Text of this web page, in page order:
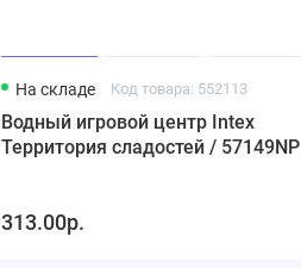
На складе Код товара: 552113
Водный игровой центр Intex
Территория сладостей / 57149NP
313.00р.